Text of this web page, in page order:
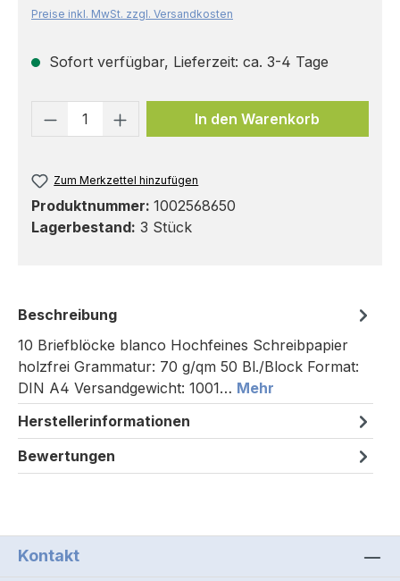
Preise inkl. MwSt. zzgl. Versandkosten
Sofort verfügbar, Lieferzeit: ca. 3-4 Tage
Produkt Anzahl: Gib den
In den Warenkorb
Zum Merkzettel hinzufügen
Produktnummer: 1002568650
Lagerbestand: 3 Stück
Beschreibung
10 Briefblöcke blanco Hochfeines Schreibpapier
holzfrei Grammatur: 70 g/qm 50 Bl./Block Format:
DIN A4 Versandgewicht: 1001… Mehr
Herstellerinformationen
Bewertungen
Kontakt